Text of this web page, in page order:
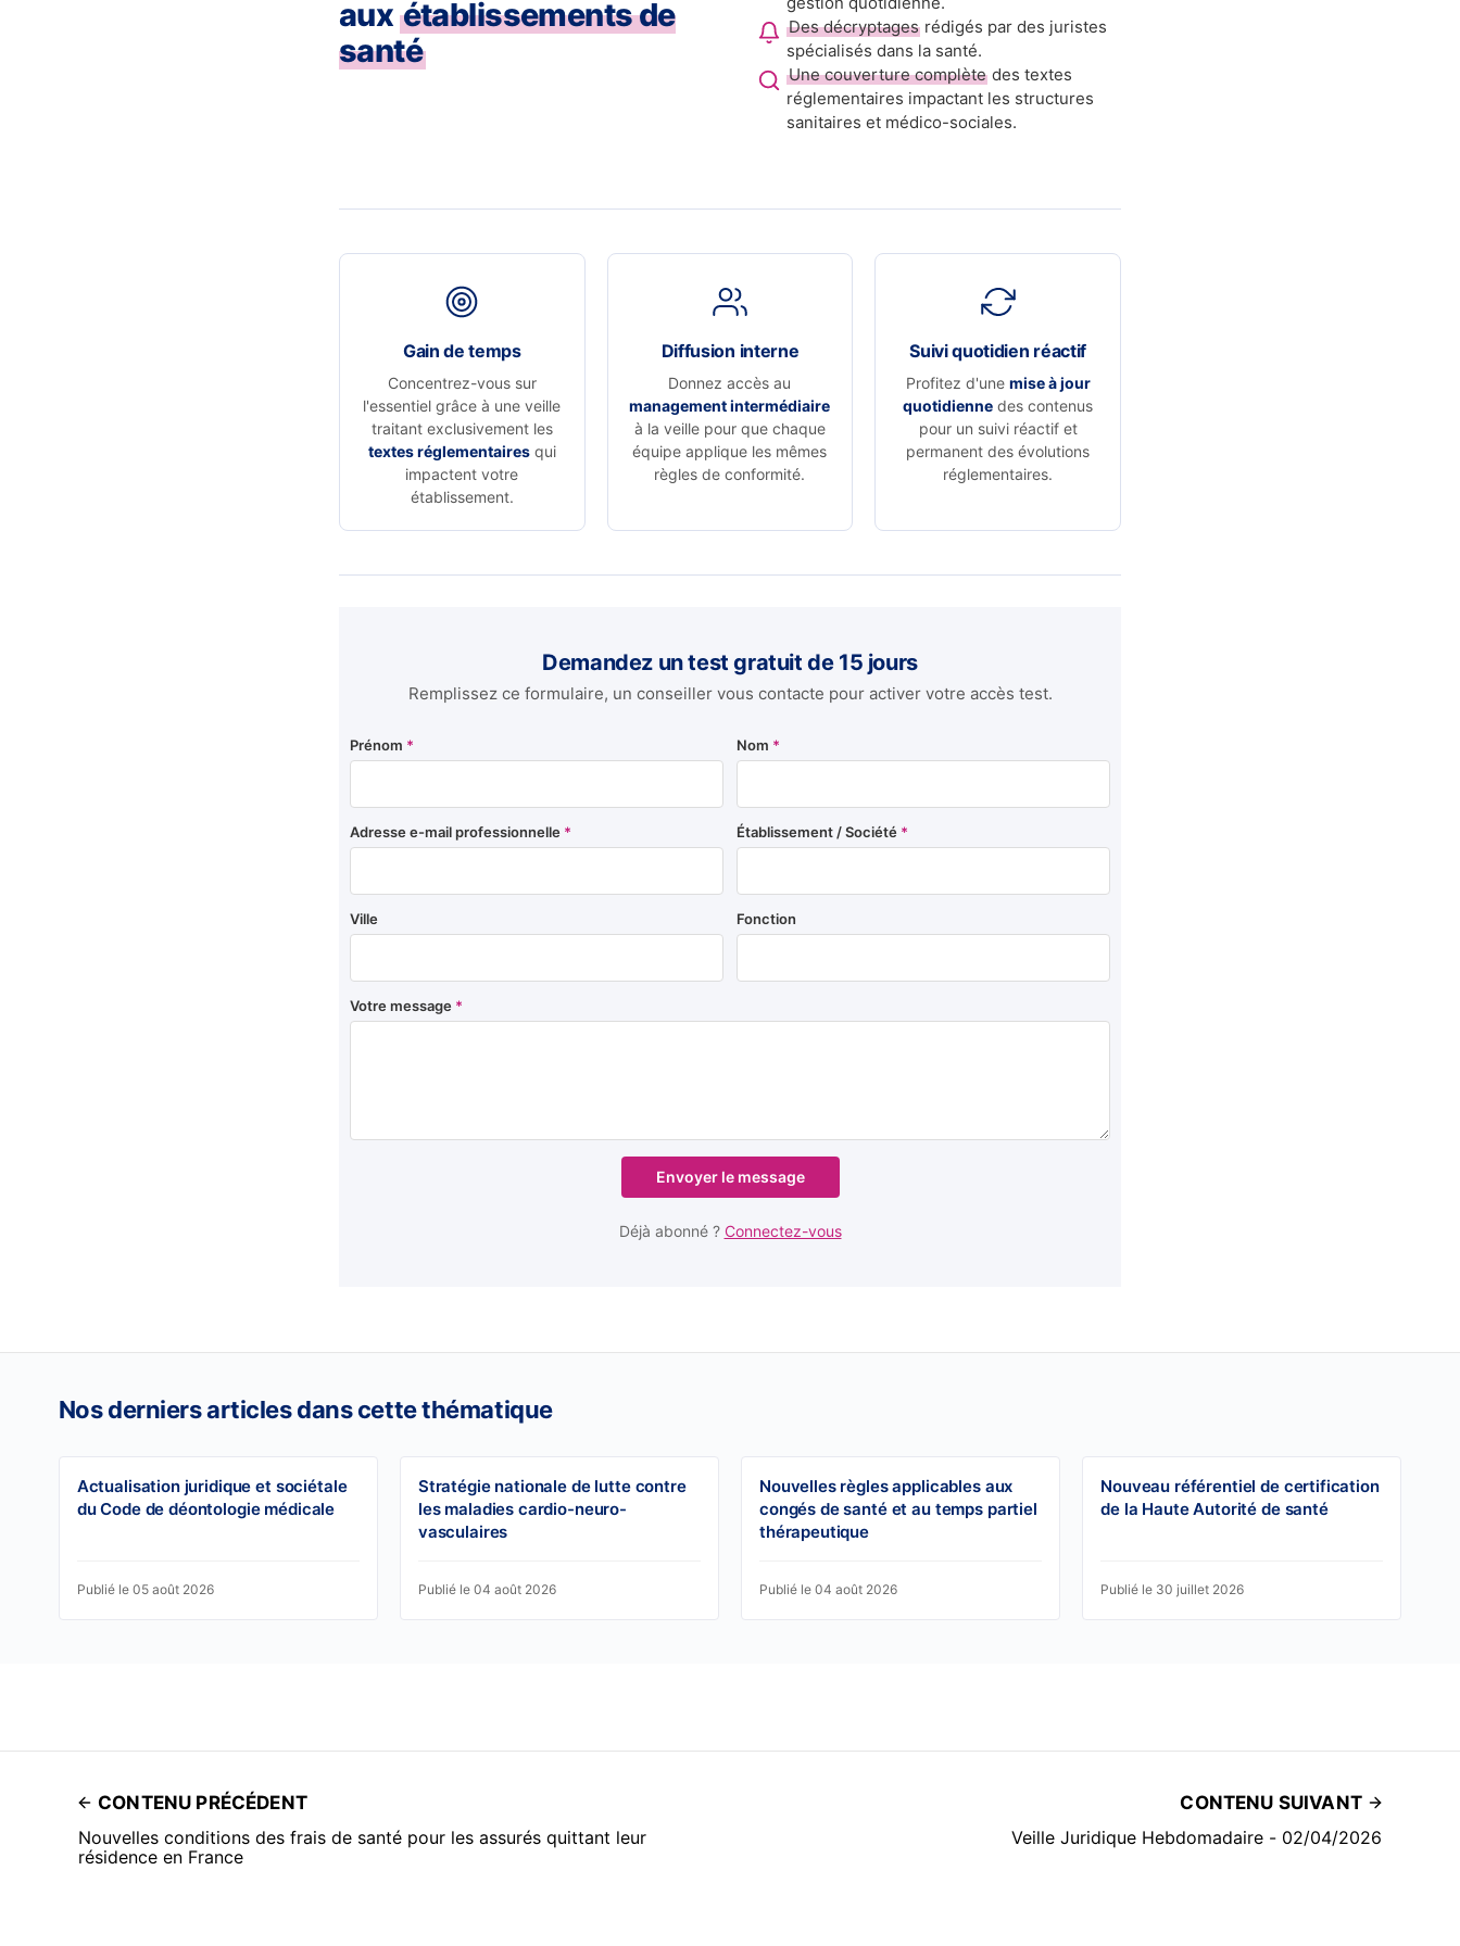
aux établissements de
santé
Des décryptages rédigés par des juristes
spécialisés dans la santé.
Une couverture complète des textes
réglementaires impactant les structures
sanitaires et médico-sociales.
Gain de temps
Concentrez-vous sur
l'essentiel grâce à une veille
traitant exclusivement les
textes réglementairesqui
impactent votre
établissement.
Diffusion interne
Donnez accès au
management intermédiaire
à la veille pour que chaque
équipe applique les mêmes
règles de conformité.
Suivi quotidien réactif
Profitez d'une mise à jour
quotidienne des contenus
pour un suivi réactif et
permanent des évolutions
réglementaires.
Demandez un test gratuit de 15 jours
Remplissez ce formulaire, un conseiller vous contacte pour activer votre accès test.
Prénom * Nom *
Adresse e-mail professionnelle * Établissement / Société *
Ville Fonction
Votre message *
Envoyer le message
Déjà abonné ? Connectez-vous
Nos derniers articles dans cette thématique
Actualisation juridique et sociétale
du Code de déontologie médicale
Publié le 05 août 2026
Stratégie nationale de lutte contre
les maladies cardio-neuro-
vasculaires
Publié le 04 août 2026
Nouvelles règles applicables aux
congés de santé et au temps partiel
thérapeutique
Publié le 04 août 2026
Nouveau référentiel de certification
de la Haute Autorité de santé
Publié le 30 juillet 2026
CONTENU PRÉCÉDENT
Nouvelles conditions des frais de santé pour les assurés quittant leur
résidence en France
CONTENU SUIVANT
Veille Juridique Hebdomadaire - 02/04/2026